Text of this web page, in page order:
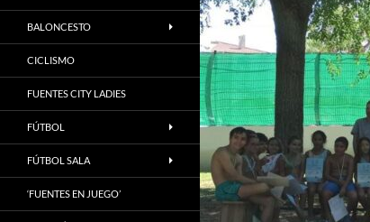
BALONCESTO
CICLISMO
FUENTES CITY LADIES
FÚTBOL
FÚTBOL SALA
‘FUENTES EN JUEGO’